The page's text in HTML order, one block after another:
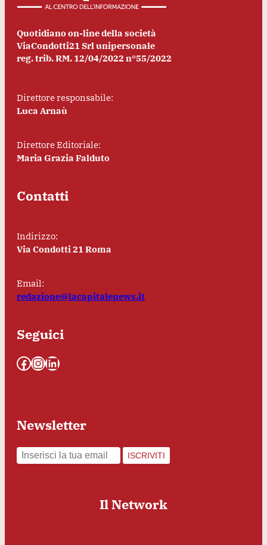
Quotidiano on-line della società
ViaCondotti21 Srl unipersonale
reg. trib. RM. 12/04/2022 n°55/2022
Direttore responsabile:
Luca Arnaù
Direttore Editoriale:
Maria Grazia Falduto
Contatti
Indirizzo:
Via Condotti 21 Roma
Email:
redazione@lacapitalenews.it
Seguici
Facebook InstagramLinkedIn
Newsletter
ISCRIVITI
Il Network